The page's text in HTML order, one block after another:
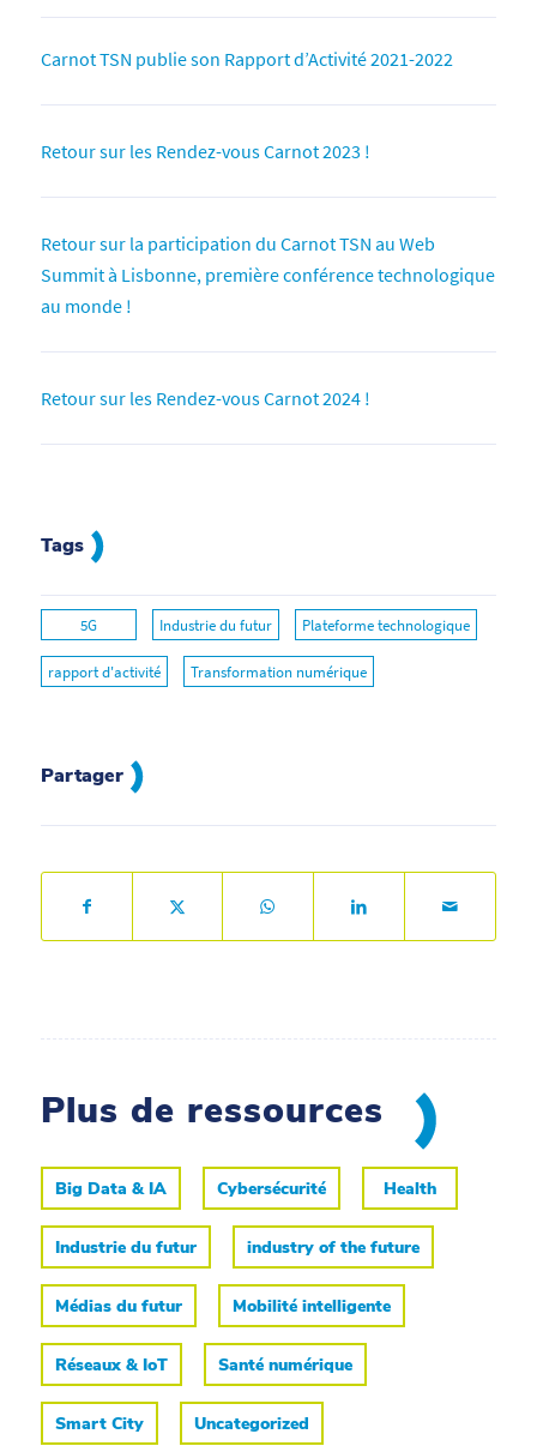
Carnot TSN publie son Rapport d’Activité 2021-2022
Retour sur les Rendez-vous Carnot 2023 !
Retour sur la participation du Carnot TSN au Web
Summit à Lisbonne, première conférence technologique
au monde !
Retour sur les Rendez-vous Carnot 2024 !
Tags
5G Industrie du futur Plateforme technologique
rapport d'activité Transformation numérique
Partager
Plus de ressources
Big Data & IA Cybersécurité Health
Industrie du futur industry of the future
Médias du futur Mobilité intelligente
Réseaux & IoT Santé numérique
Smart City Uncategorized